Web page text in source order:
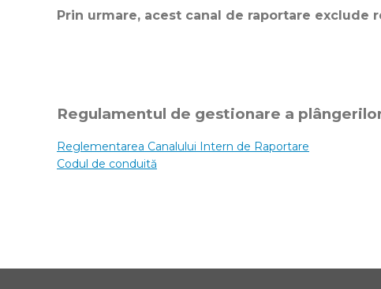
Prin urmare, acest canal de raportare exclude
Regulamentul de gestionare a
Reglementarea Canalului Intern de Raportare
Codul de conduită